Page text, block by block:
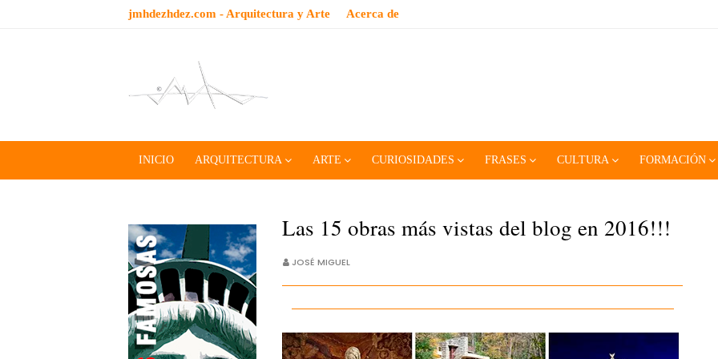
jmhdezhdez.com - Arquitectura y Arte Acerca de
INICIO ARQUITECTURA ARTE CURIOSIDADES FRASES CULTURA FORMACIÓN
Las 15 obras más vistas del blog en 2016!!!
JOSÉ MIGUEL